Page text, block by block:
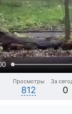
Просмотры
812
За
0